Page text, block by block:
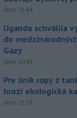
dnes 21:44
Uganda schválila
do
Gazy
dnes 20:49
Pre únik ropy z
hrozí ekologická
dnes 21:59